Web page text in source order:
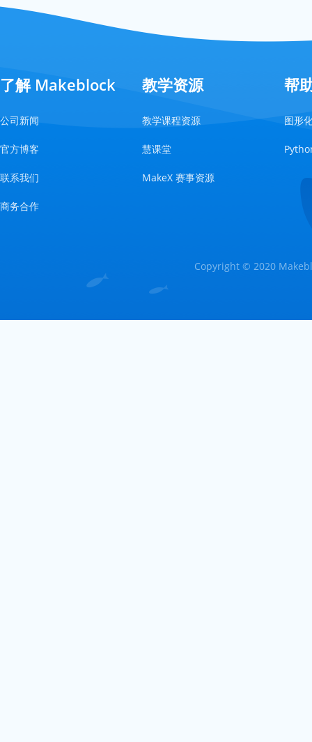
了解 Makeblock
公司新闻
官方博客
联系我们
商务合作
教学资源
教学课程资源
慧课堂
MakeX 赛事资源
帮
图形
Copyright © 2020